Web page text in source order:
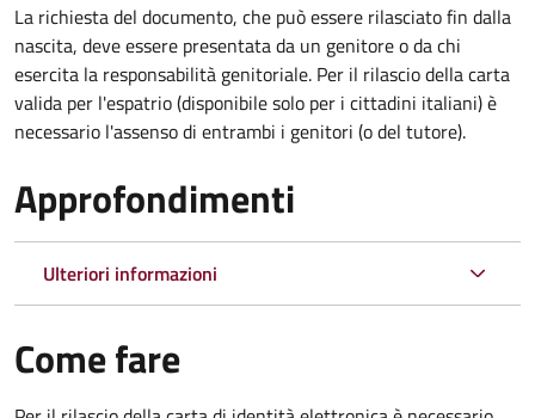
La richiesta del documento, che può essere rilasciato fin dalla
nascita, deve essere presentata da un genitore o da chi
esercita la responsabilità genitoriale. Per il rilascio della carta
valida per l'espatrio (disponibile solo per i cittadini italiani) è
necessario l'assenso di entrambi i genitori (o del tutore).
Approfondimenti
Ulteriori informazioni
Come fare